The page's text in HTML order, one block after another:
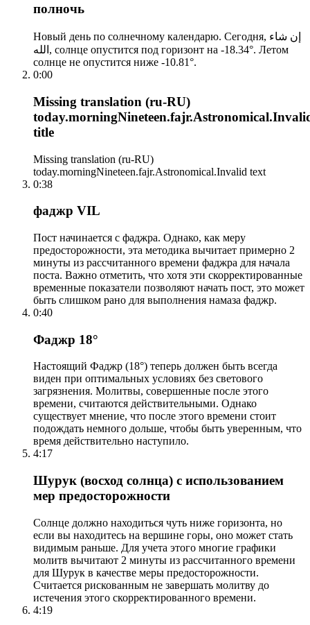
полночь
Новый день по солнечному календарю. Сегодня, إن شاء
الله, солнце опустится под горизонт на -18.34°. Летом
солнце не опустится ниже -10.81°.
0:00
Missing translation (ru-RU)
title
Missing translation (ru-RU)
today.morningNineteen.fajr.Astronomical.Invalid text
0:38
фаджр VIL
Пост начинается с фаджра. Однако, как меру
предосторожности, эта методика вычитает примерно 2
минуты из рассчитанного времени фаджра для начала
поста. Важно отметить, что хотя эти скорректированные
временные показатели позволяют начать пост, это может
быть слишком рано для выполнения намаза фаджр.
0:40
Фаджр 18°
Настоящий Фаджр (18°) теперь должен быть всегда
виден при оптимальных условиях без светового
загрязнения. Молитвы, совершенные после этого
времени, считаются действительными. Однако
существует мнение, что после этого времени стоит
подождать немного дольше, чтобы быть уверенным, что
время действительно наступило.
4:17
Шурук (восход солнца) с использованием
мер предосторожности
Солнце должно находиться чуть ниже горизонта, но
если вы находитесь на вершине горы, оно может стать
видимым раньше. Для учета этого многие графики
молитв вычитают 2 минуты из рассчитанного времени
для Шурук в качестве меры предосторожности.
Считается рискованным не завершать молитву до
истечения этого скорректированного времени.
4:19